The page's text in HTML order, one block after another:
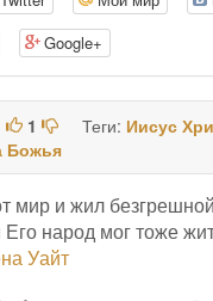
Google+
1 Теги: Иисус
Божья
мир и жил
народ мог тоже
Уайт